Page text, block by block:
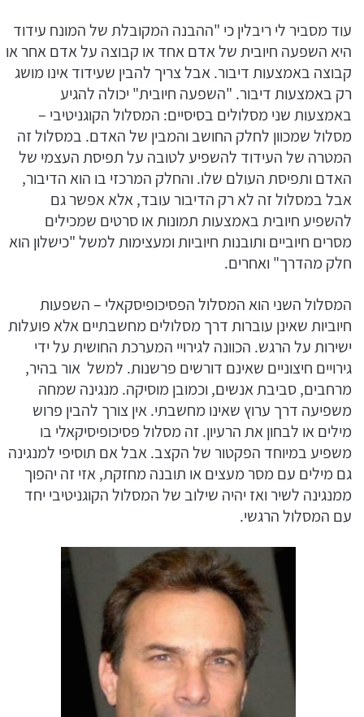
עוד מסביר לי ריבלין כי "ההבנה המקובלת של המונח עידוד
היא השפעה חיובית של אדם אחד או קבוצה על אדם אחר או
קבוצה באמצעות דיבור. אבל צריך להבין שעידוד אינו מושג
רק באמצעות דיבור. "השפעה חיובית" יכולה להגיע
באמצעות שני מסלולים בסיסיים: המסלול הקוגניטיבי –
מסלול שמכוון לחלק החושב והמבין של האדם. במסלול זה
המטרה של העידוד להשפיע לטובה על תפיסת העצמי של
האדם ותפיסת העולם שלו. והחלק המרכזי בו הוא הדיבור,
אבל במסלול זה לא רק הדיבור עובד, אלא אפשר גם
להשפיע חיובית באמצעות תמונות או סרטים שמכילים
מסרים חיוביים ותובנות חיוביות ומעצימות למשל "כישלון הוא
חלק מהדרך" ואחרים.
המסלול השני הוא המסלול הפסיכופיסקאלי – השפעות
חיוביות שאינן עוברות דרך מסלולים מחשבתיים אלא פועלות
ישירות על הרגש. הכוונה לגירויי המערכת החושית על ידי
גירויים חיצוניים שאינם דורשים פרשנות. למשל אור בהיר,
מרחבים, סביבת אנשים, וכמובן מוסיקה. מנגינה שמחה
משפיעה דרך ערוץ שאינו מחשבתי. אין צורך להבין פרוש
מילים או לבחון את הרעיון. זה מסלול פסיכופיסיקאלי בו
משפיע במיוחד הפקטור של הקצב. אבל אם תוסיפי למנגינה
גם מילים עם מסר מעצים או תובנה מחזקת, אזי זה יהפוך
ממנגינה לשיר ואז יהיה שילוב של המסלול הקוגניטיבי יחד
עם המסלול הרגשי.